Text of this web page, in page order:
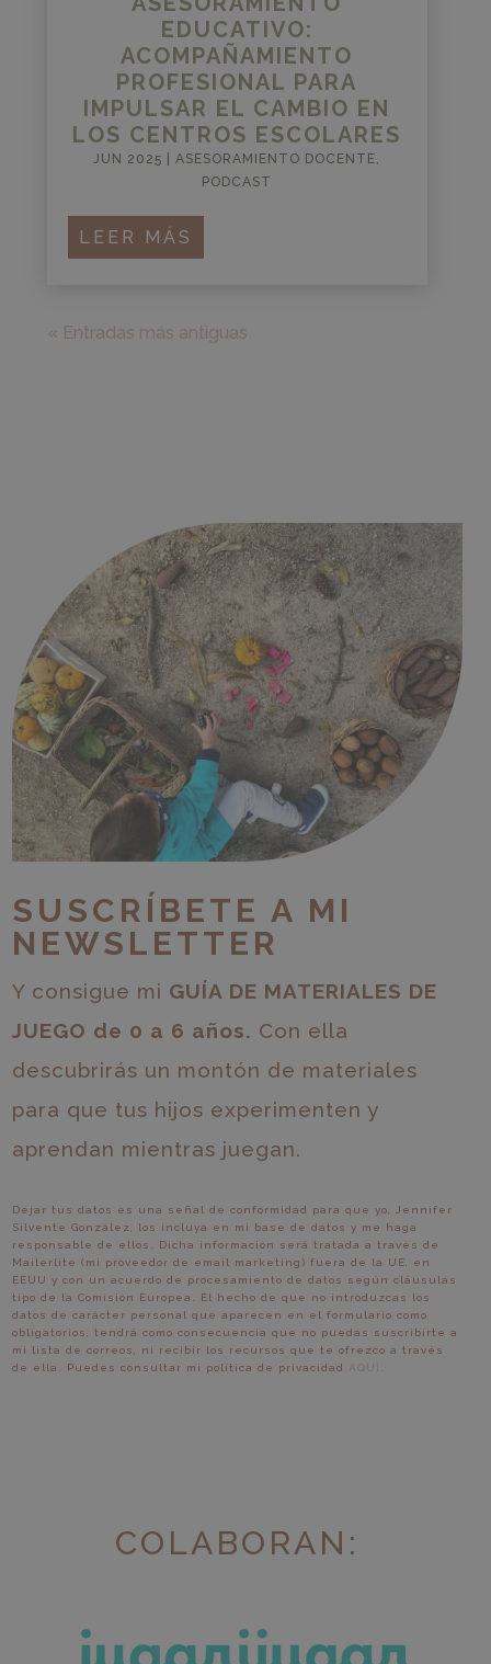
EDUCATIVO:
ACOMPAÑAMIENTO
PROFESIONAL PARA
IMPULSAR EL CAMBIO EN
LOS CENTROS ESCOLARES
JUN 2025 |ASESORAMIENTO DOCENTE,
PODCAST
LEER MÁS
« Entradas más antiguas
SUSCRÍBETE A MI
NEWSLETTER
Y consigue mi GUÍA DE MATERIALES DE
JUEGO de 0 a 6 años. Con ella
descubrirás un montón de materiales
para que tus hijos experimenten y
aprendan mientras juegan.
Dejar tus datos es una señal de conformidad para que yo, Jennifer
Silvente González, los incluya en mi base de datos y me haga
responsable de ellos. Dicha información será tratada a través de
Mailerlite (mi proveedor de email marketing) fuera de la UE, en
EEUU y con un acuerdo de procesamiento de datos según cláusulas
tipo de la Comisión Europea. El hecho de que no introduzcas los
datos de carácter personal que aparecen en el formulario como
obligatorios, tendrá como consecuencia que no puedas suscribirte a
mi lista de correos, ni recibir los recursos que te ofrezco a través
de ella. Puedes consultar mi política de privacidad
AQUÍ
COLABORAN: